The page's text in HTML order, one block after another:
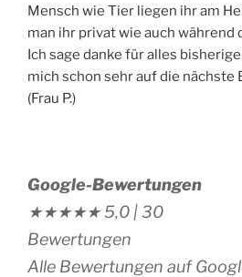
Mensch wie Tier liegen ihr am
man ihr privat wie auch während
Ich sage danke für alles
mich schon sehr auf die nächste
(Frau P.)
Google-Bewertungen
★★★★★5,0 |30
Bewertungen
Alle Bewertungen auf